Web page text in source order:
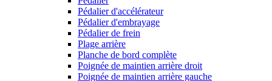
Pédalier d'accélérateur
Pédalier d'embrayage
Pédalier de frein
Plage arrière
Planche de bord complète
Poignée de maintien arrière droit
Poignée de maintien arrière gauche